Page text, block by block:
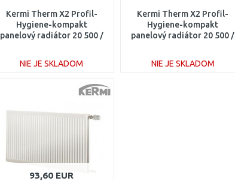
Kermi Therm X2 Profil-
Hygiene-kompakt
panelový radiátor 20 500 /
NIE JE SKLADOM
DO KOŠÍKA
Porovnať
Kermi Therm X2 Profil-
Hygiene-kompakt
panelový radiátor 20 500 /
NIE JE SKLADOM
93,60 EUR